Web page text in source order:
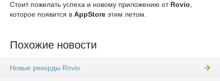
Стоит пожелать успеха и новому приложению от Rovio,
которое появится в AppStore этим летом.
Похожие новости
Новые рекорды Rovio